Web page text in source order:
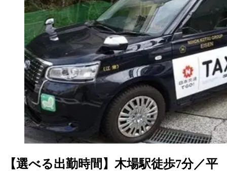
【選べる出勤時間】木場駅徒歩7分／平